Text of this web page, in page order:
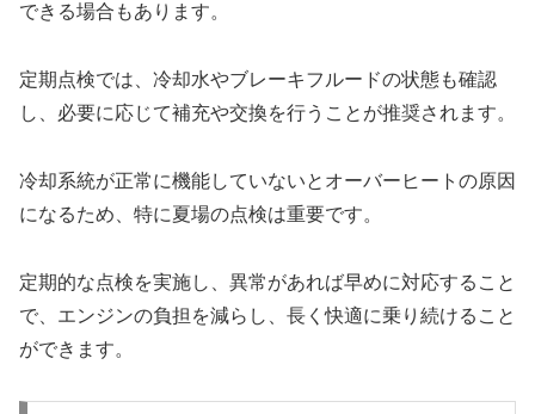
できる場合もあります。
定期点検では、冷却水やブレーキフルードの状態も確認
し、必要に応じて補充や交換を行うことが推奨されます。
冷却系統が正常に機能していないとオーバーヒートの原因
になるため、特に夏場の点検は重要です。
定期的な点検を実施し、異常があれば早めに対応すること
で、エンジンの負担を減らし、長く快適に乗り続けること
ができます。